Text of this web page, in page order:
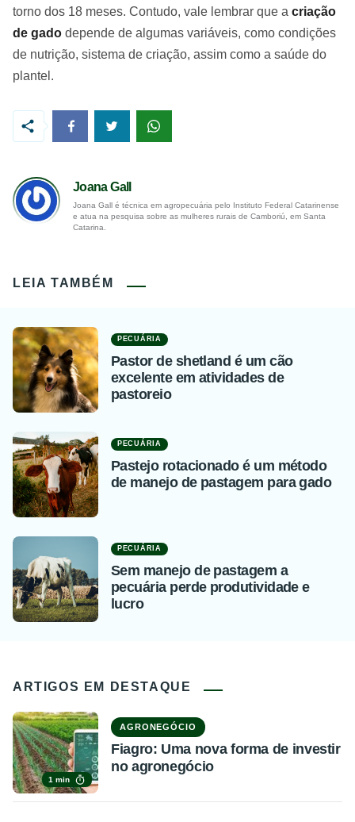
torno dos 18 meses. Contudo, vale lembrar que a criação
de gado depende de algumas variáveis, como condições
de nutrição, sistema de criação, assim como a saúde do
plantel.
Joana Gall
Joana Gall é técnica em agropecuária pelo Instituto Federal Catarinense
e atua na pesquisa sobre as mulheres rurais de Camboriú, em Santa
Catarina.
LEIA TAMBÉM
PECUÁRIA
Pastor de shetland é um cão
excelente em atividades de
pastoreio
PECUÁRIA
Pastejo rotacionado é um método
de manejo de pastagem para gado
PECUÁRIA
Sem manejo de pastagem a
pecuária perde produtividade e
lucro
ARTIGOS EM DESTAQUE
1 min
AGRONEGÓCIO
Fiagro: Uma nova forma de investir
no agronegócio